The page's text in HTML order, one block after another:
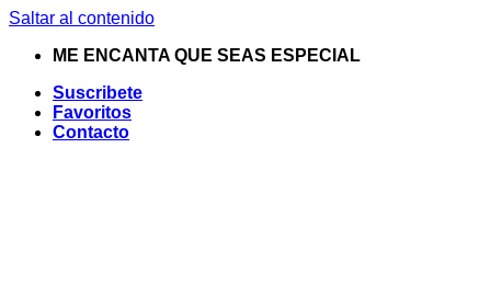
Saltar al contenido
ME ENCANTA QUE SEAS ESPECIAL
Suscribete
Favoritos
Contacto